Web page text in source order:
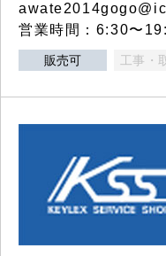
営業時間：6:30〜
販売可 工事・